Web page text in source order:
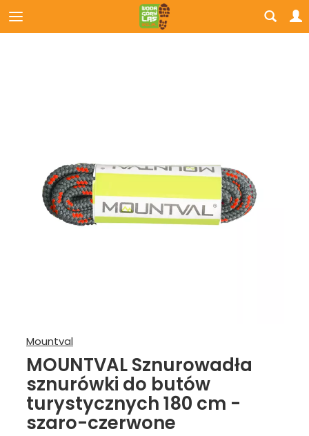
Mountval
MOUNTVAL Sznurowadła
sznurówki do butów
turystycznych 180 cm -
szaro-czerwone